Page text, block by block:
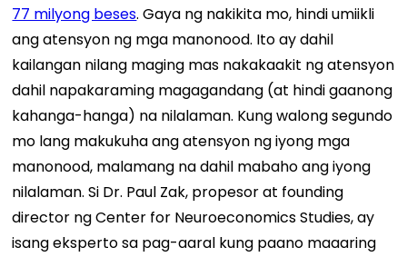
77 milyong beses.Gaya ng nakikita mo, hindi umiikli
ang atensyon ng mga manonood. Ito ay dahil
kailangan nilang maging mas nakakaakit ng atensyon
dahil napakaraming magagandang (at hindi gaanong
kahanga-hanga) na nilalaman. Kung walong segundo
mo lang makukuha ang atensyon ng iyong mga
manonood, malamang na dahil mabaho ang iyong
nilalaman.Si Dr. Paul Zak, propesor at founding
director ng Center for Neuroeconomics Studies, ay
isang eksperto sa pag-aaral kung paano maaaring